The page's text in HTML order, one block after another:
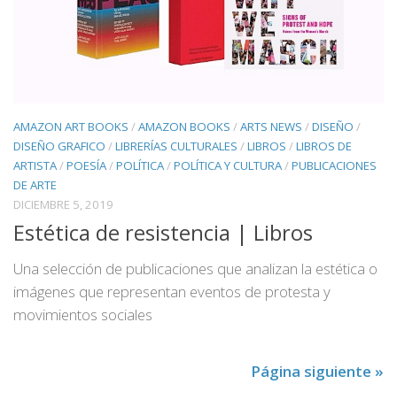
AMAZON ART BOOKS /AMAZON BOOKS /ARTS NEWS /DISEÑO /
DISEÑO GRAFICO /LIBRERÍAS CULTURALES /LIBROS /LIBROS DE
ARTISTA/POESÍA/POLÍTICA/POLÍTICA Y CULTURA/PUBLICACIONES
DE ARTE
DICIEMBRE 5, 2019
Estética de resistencia | Libros
Una selección de publicaciones que analizan la estética o
imágenes que representan eventos de protesta y
movimientos sociales
Página siguiente »